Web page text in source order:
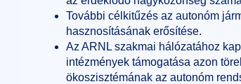
További célkitűzés az autonóm
hasznosításának erősítése.
Az ARNL szakmai hálózatához
intézmények támogatása azon
ökoszisztémának az autonóm